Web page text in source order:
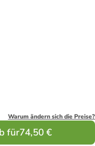
Warum ändern sich die Preise?
für74,50 €